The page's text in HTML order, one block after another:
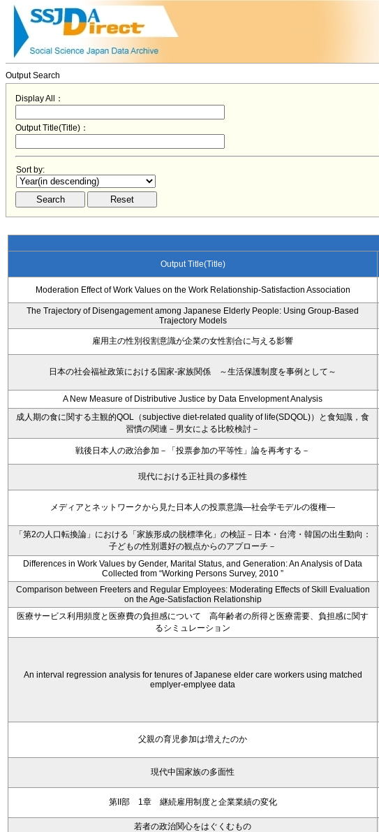
Output Search
Display All：
Output Title(Title)：
Sort by:
Output Title(Title)
Moderation Effect of Work Values on the Work Relationship-Satisfaction Association
The Trajectory of Disengagement among Japanese Elderly People: Using Group-Based
Trajectory Models
雇用主の性別役割意識が企業の女性割合に与える影響
日本の社会福祉政策における国家-家族関係 ～生活保護制度を事例として～
A New Measure of Distributive Justice by Data Envelopment Analysis
成人期の食に関する主観的QOL（subjective diet-related quality of life(SDQOL)）と食知識，食
習慣の関連－男女による比較検討－
戦後日本人の政治参加－「投票参加の平等性」論を再考する－
現代における正社員の多様性
メディアとネットワークから見た日本人の投票意識―社会学モデルの復権―
「第2の人口転換論」における「家族形成の脱標準化」の検証－日本・台湾・韓国の出生動向：
子どもの性別選好の観点からのアプローチ－
Differences in Work Values by Gender, Marital Status, and Generation: An Analysis of Data
Collected from “Working Persons Survey, 2010 ”
Comparison between Freeters and Regular Employees: Moderating Effects of Skill Evaluation
on the Age-Satisfaction Relationship
医療サービス利用頻度と医療費の負担感について 高年齢者の所得と医療需要、負担感に関す
るシミュレーション
An interval regression analysis for tenures of Japanese elder care workers using matched
emplyer-emplyee data
父親の育児参加は増えたのか
現代中国家族の多面性
第II部 1章 継続雇用制度と企業業績の変化
若者の政治関心をはぐくむもの